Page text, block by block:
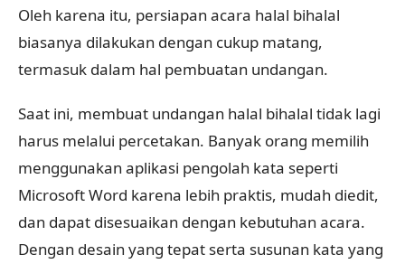
Oleh karena itu, persiapan acara halal bihalal
biasanya dilakukan dengan cukup matang,
termasuk dalam hal pembuatan undangan.
Saat ini, membuat undangan halal bihalal tidak lagi
harus melalui percetakan. Banyak orang memilih
menggunakan aplikasi pengolah kata seperti
Microsoft Word karena lebih praktis, mudah diedit,
dan dapat disesuaikan dengan kebutuhan acara.
Dengan desain yang tepat serta susunan kata yang